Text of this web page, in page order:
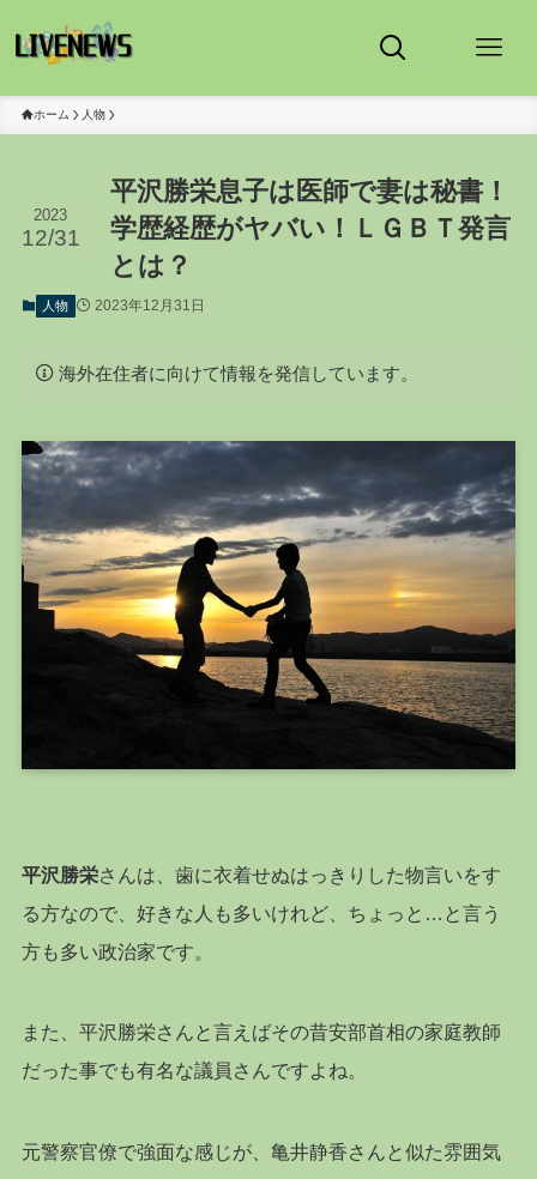
ホーム 人物
平沢勝栄息子は医師で妻は秘書！
学歴経歴がヤバい！ＬＧＢＴ発言
とは？
2023
12/31
人物 2023年12月31日
海外在住者に向けて情報を発信しています。
平沢勝栄さんは、歯に衣着せぬはっきりした物言いをす
る方なので、好きな人も多いけれど、ちょっと…と言う
方も多い政治家です。
また、平沢勝栄さんと言えばその昔安部首相の家庭教師
だった事でも有名な議員さんですよね。
元警察官僚で強面な感じが、亀井静香さんと似た雰囲気